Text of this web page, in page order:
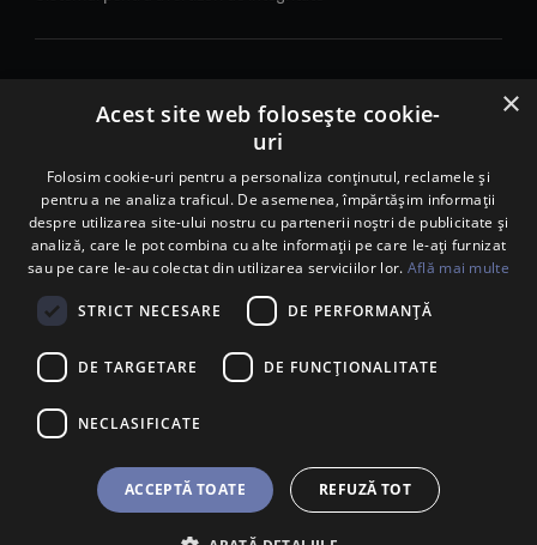
© 2026. Porsche Inter Auto Romania. Toate drepturile rezervate.
Porsche Inter Auto Romania SRL
RO22188461 J2007002067233
B-dul Pipera, nr. 2, Sala 1, Etaj 2, Voluntari, jud.Ilfov - sediu
social
B-dul Pipera, nr. 1/X, Centrul Porsche București – PCB,
Voluntari, jud. Ilfov – punct de lucru
Calea Lugojului, nr. 136, loc. Ghiroda, jud. Timiș – punct de
×
Acest site web folosește cookie-
uri
Folosim cookie-uri pentru a personaliza conținutul, reclamele și
pentru a ne analiza traficul. De asemenea, împărtășim informații
despre utilizarea site-ului nostru cu partenerii noștri de publicitate și
analiză, care le pot combina cu alte informații pe care le-ați furnizat
sau pe care le-au colectat din utilizarea serviciilor lor. Află mai multe
STRICT NECESARE DE PERFORMANȚĂ
DE TARGETARE DE FUNCŢIONALITATE
NECLASIFICATE
ACCEPTĂ TOATE REFUZĂ TOT